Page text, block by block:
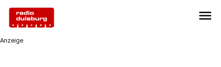
menu
Anzeige